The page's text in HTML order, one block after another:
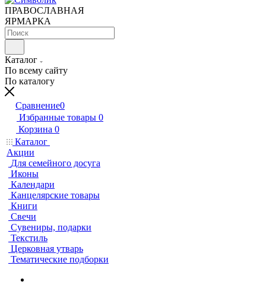
ПРАВОСЛАВНАЯ
ЯРМАРКА
Каталог
По всему сайту
По каталогу
Сравнение0
Избранные товары 0
Корзина 0
Каталог
Акции
Для семейного досуга
Иконы
Календари
Канцелярские товары
Книги
Свечи
Сувениры, подарки
Текстиль
Церковная утварь
Тематические подборки